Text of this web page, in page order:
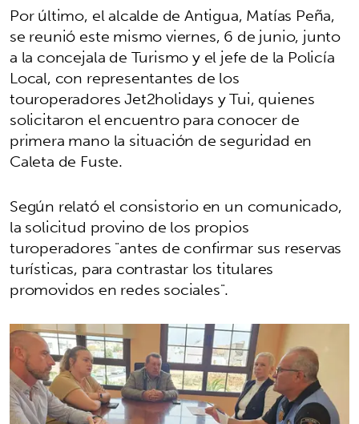
Por último, el alcalde de Antigua, Matías Peña,
se reunió este mismo viernes, 6 de junio, junto
a la concejala de Turismo y el jefe de la Policía
Local, con representantes de los
touroperadores Jet2holidays y Tui, quienes
solicitaron el encuentro para conocer de
primera mano la situación de seguridad en
Caleta de Fuste.
Según relató el consistorio en un comunicado,
la solicitud provino de los propios
turoperadores "antes de confirmar sus reservas
turísticas, para contrastar los titulares
promovidos en redes sociales".